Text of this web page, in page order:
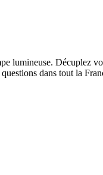
lumineuse. Décuplez
dans tout la